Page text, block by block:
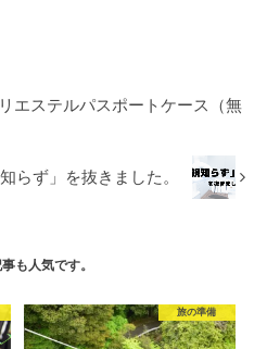
エステルパスポートケース（無
知らず」を抜きました。
も人気です。
旅の準備